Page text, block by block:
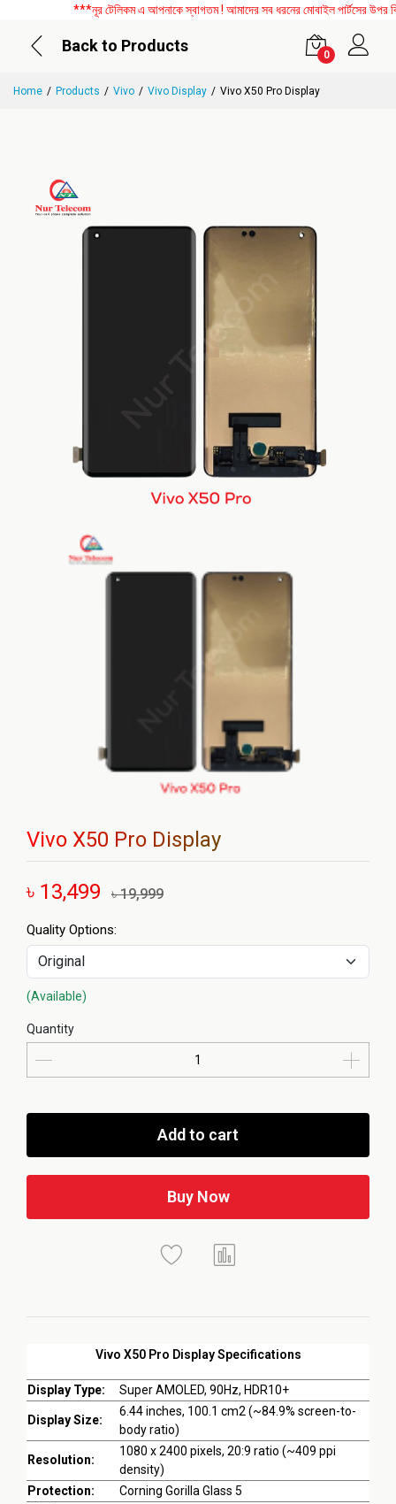
***নূর টেলিকম এ আপনাকে স্বাগতম ! আমাদের সব ধরনের মোবাইল পার্টসের উপর
Back to Products
0
Home Products Vivo Vivo Display Vivo X50 Pro Display
Vivo X50 Pro Display
৳ 13,499 ৳ 19,999
Vivo X50 Pro Display Specifications
Display Type: Super AMOLED, 90Hz, HDR10+
Display Size:
6.44 inches, 100.1 cm2 (~84.9% screen-to-
body ratio)
Resolution:
1080 x 2400 pixels, 20:9 ratio (~409 ppi
density)
Protection:
Corning Gorilla Glass 5
Quality Options:
(Available)
Quantity
Add to cart
Buy Now